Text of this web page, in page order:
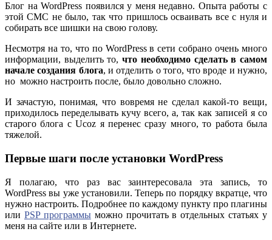
Блог на WordPress появился у меня недавно. Опыта работы с
этой СМС не было, так что пришлось осваивать все с нуля и
собирать все шишки на свою голову.
Несмотря на то, что по WordPress в сети собрано очень много
информации, выделить то,что необходимо сделать в самом
начале создания блога, и отделить о того, что вроде и нужно,
но можно настроить после, было довольно сложно.
И зачастую, понимая, что вовремя не сделал какой-то вещи,
приходилось переделывать кучу всего, а, так как записей я со
старого блога с Ucoz я перенес сразу много, то работа была
тяжелой.
Первые шаги после установки WordPress
Я полагаю, что раз вас заинтересовала эта запись, то
WordPress вы уже установили. Теперь по порядку вкратце, что
нужно настроить. Подробнее по каждому пункту про плагины
или PSP программыможно прочитать в отдельных статьях у
меня на сайте или в Интернете.